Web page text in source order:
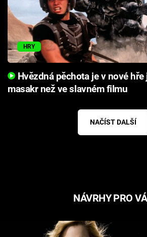
HRY
Hvězdná pěchota je v nové
masakr než ve slavném filmu
NAČÍST DALŠÍ
NÁVRHY PRO